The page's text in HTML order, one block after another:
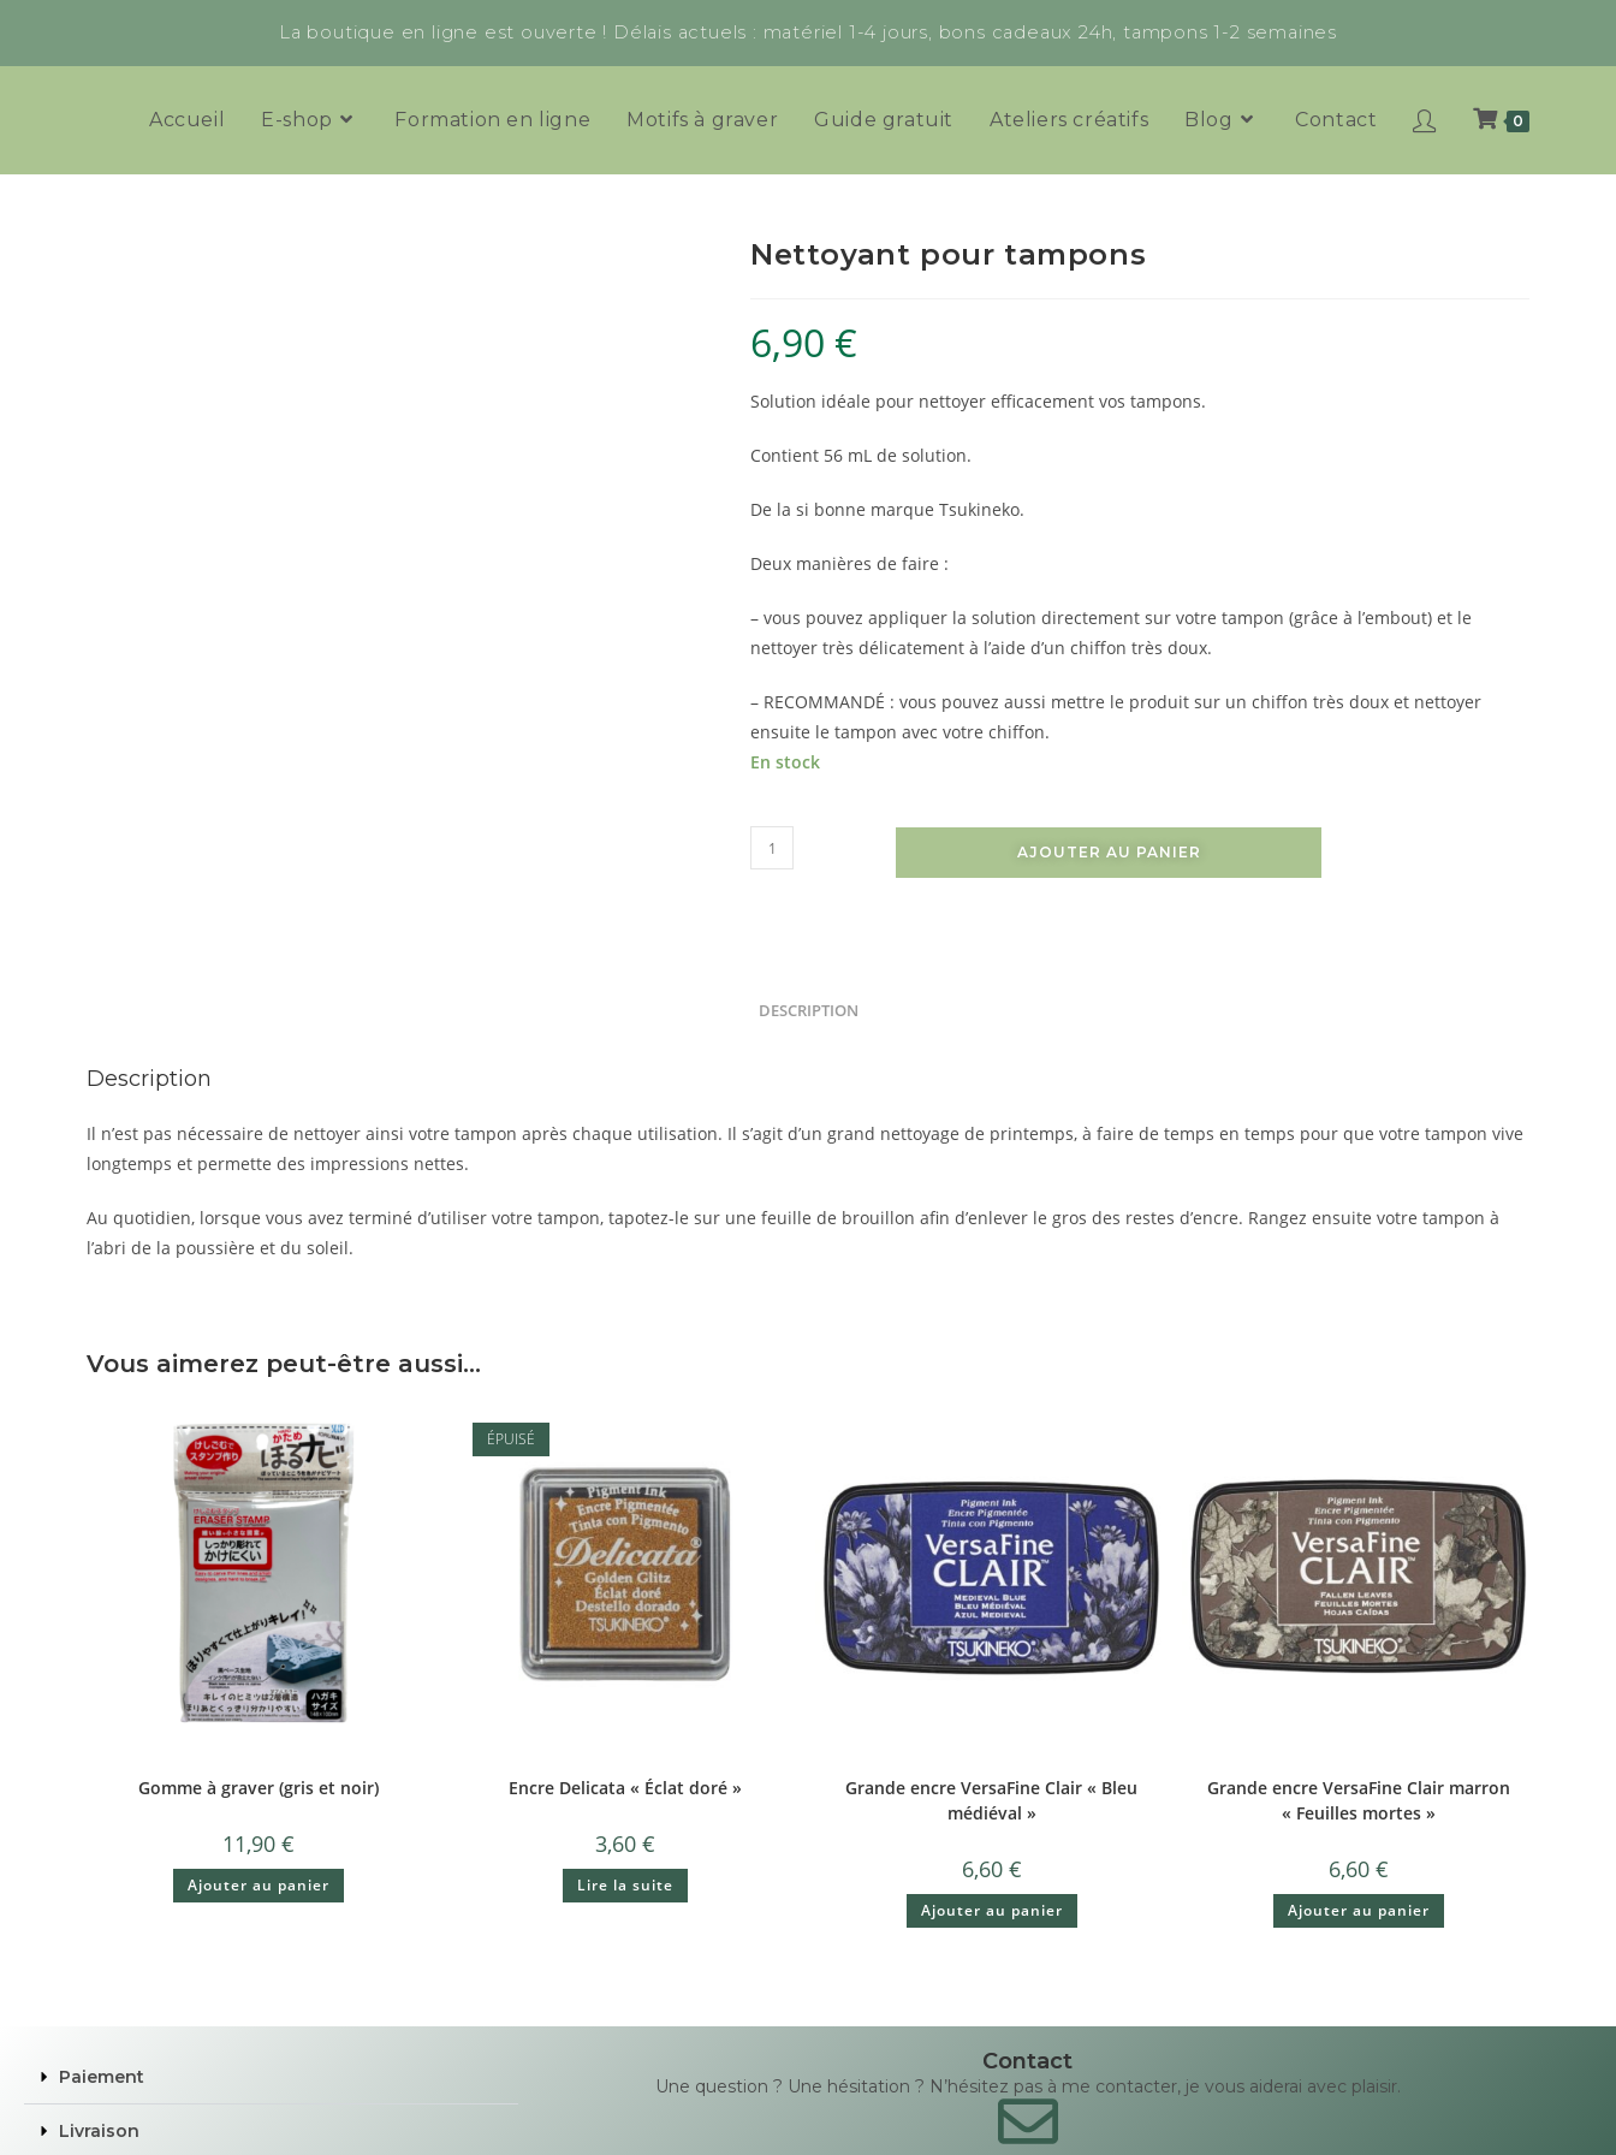
La boutique en ligne est ouverte ! Délais actuels : matériel 1-4 jours, bons cadeaux 24h, tampons 1-2 semaines
Accueil E-shop Formation en ligne Motifs à graver Guide gratuit Ateliers créatifs Blog Contact 0
Nettoyant pour tampons
6,90 €
Solution idéale pour nettoyer efficacement vos tampons.
Contient 56 mL de solution.
De la si bonne marque Tsukineko.
Deux manières de faire :
– vous pouvez appliquer la solution directement sur votre tampon (grâce à l’embout) et le
nettoyer très délicatement à l’aide d’un chiffon très doux.
– RECOMMANDÉ : vous pouvez aussi mettre le produit sur un chiffon très doux et nettoyer
ensuite le tampon avec votre chiffon.
En stock
AJOUTER AU PANIER
DESCRIPTION
Description
Il n’est pas nécessaire de nettoyer ainsi votre tampon après chaque utilisation. Il s’agit d’un grand nettoyage de printemps, à faire de temps en temps pour que votre tampon vive
longtemps et permette des impressions nettes.
Au quotidien, lorsque vous avez terminé d’utiliser votre tampon, tapotez-le sur une feuille de brouillon afin d’enlever le gros des restes d’encre. Rangez ensuite votre tampon à
l’abri de la poussière et du soleil.
Vous aimerez peut-être aussi…
Gomme à graver (gris et noir)
11,90 €
Ajouter au panier
ÉPUISÉ
Encre Delicata « Éclat doré »
3,60 €
Lire la suite
Grande encre VersaFine Clair « Bleu
médiéval »
6,60 €
Ajouter au panier
Grande encre VersaFine Clair marron
« Feuilles mortes »
6,60 €
Ajouter au panier
Paiement
Livraison
Contact
Une question ? Une hésitation ? N’hésitez pas à me contacter, je vous aiderai avec plaisir.